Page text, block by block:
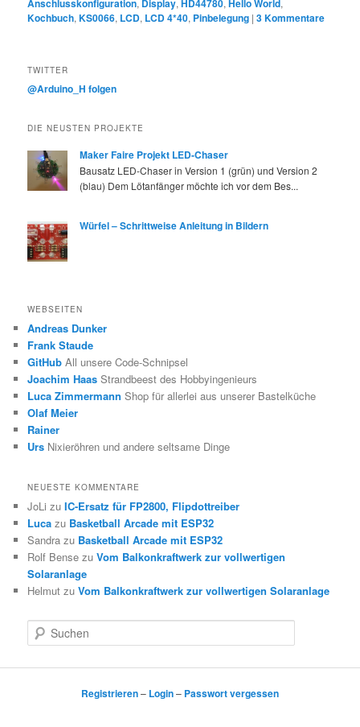
Anschlusskonfiguration, Display,HD44780,Hello World,
Kochbuch,KS0066, LCD, LCD 4*40, Pinbelegung |3Kommentare
TWITTER
@Arduino_H folgen
DIE NEUSTEN PROJEKTE
Maker Faire Projekt LED-Chaser
Bausatz LED-Chaser in Version 1 (grün) und Version 2
(blau) Dem Lötanfänger möchte ich vor dem Bes...
Würfel – Schrittweise Anleitung in Bildern
WEBSEITEN
Andreas Dunker
Frank Staude
GitHub All unsere Code-Schnipsel
Joachim Haas Strandbeest des Hobbyingenieurs
Luca Zimmermann Shop für allerlei aus unserer Bastelküche
Olaf Meier
Rainer
Urs Nixieröhren und andere seltsame Dinge
NEUESTE KOMMENTARE
JoLi zuIC-Ersatz für FP2800, Flipdottreiber
Luca zu Basketball Arcade mit ESP32
Sandra zu Basketball Arcade mit ESP32
Rolf Bense zuVom Balkonkraftwerk zur vollwertigen
Solaranlage
Helmut zuVom Balkonkraftwerk zur vollwertigen Solaranlage
u
Registrieren– Login– Passwort vergessen